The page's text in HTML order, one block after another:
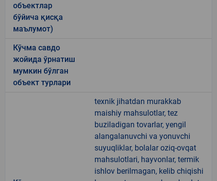
объектлар
бўйича қисқа
маълумот)
Кўчма савдо
жойида ўрнатиш
мумкин бўлган
объект турлари
texnik jihatdan murakkab
maishiy mahsulotlar, tez
buziladigan tovarlar, yengil
alangalanuvchi va yonuvchi
suyuqliklar, bolalar oziq-ovqat
mahsulotlari, hayvonlar, termik
ishlov berilmagan, kelib chiqishi